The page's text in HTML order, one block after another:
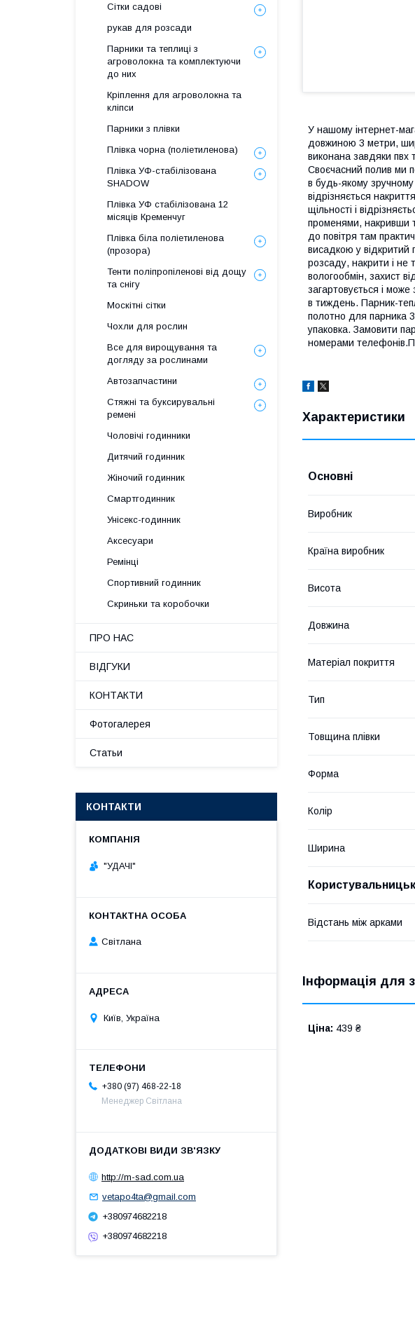
У нашому інтернет-
довжиною 3 метри,
виконана завдяки пвх
Своєчасний полив ми
в будь-якому
відрізняється
щільності і
променями, накривши
до повітря там
висадкою у відкритий
розсаду, накрити і не
вологообмін, захист
загартовується і
в тиждень. Парник-
полотно для парника
упаковка. Замовити
номерами
Характеристики
Основні
Виробник
Країна виробник
Висота
Довжина
Матеріал покриття
Тип
Товщина плівки
Форма
Колір
Ширина
Відстань між арками
Інформація для
Ціна: 439 ₴
Сітки садові
рукав для розсади
Парники та теплиці з
агроволокна та комплектуючи
до них
Кріплення для агроволокна та
кліпси
Парники з плівки
Плівка чорна (поліетиленова)
Плівка УФ-стабілізована
SHADOW
Плівка УФ стабілізована 12
місяців Кременчуг
Плівка біла поліетиленова
(прозора)
Тенти поліпропіленові від дощу
та снігу
Москітні сітки
Чохли для рослин
Все для вирощування та
догляду за рослинами
Автозапчастини
Стяжні та буксирувальні
ремені
Чоловічі годинники
Дитячий годинник
Жіночий годинник
Смартгодинник
Унісекс-годинник
Аксесуари
Ремінці
Спортивний годинник
Скриньки та коробочки
ПРО НАС
ВІДГУКИ
КОНТАКТИ
Фотогалерея
Статьи
КОНТАКТИ
"УДАЧІ"
Світлана
Київ, Україна
+380 (97) 468-22-18
Менеджер Світлана
http://m-sad.com.ua
vetapo4ta@gmail.com
+380974682218
+380974682218